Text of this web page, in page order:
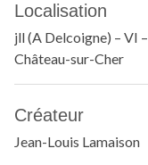
Localisation
jll (A Delcoigne) – VI
Château-sur-Cher
Créateur
Jean-Louis Lamaison